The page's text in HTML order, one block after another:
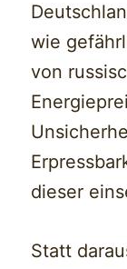
wie
von
dieser
Statt